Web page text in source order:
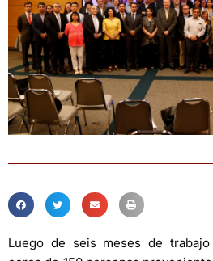
Luego de seis meses de